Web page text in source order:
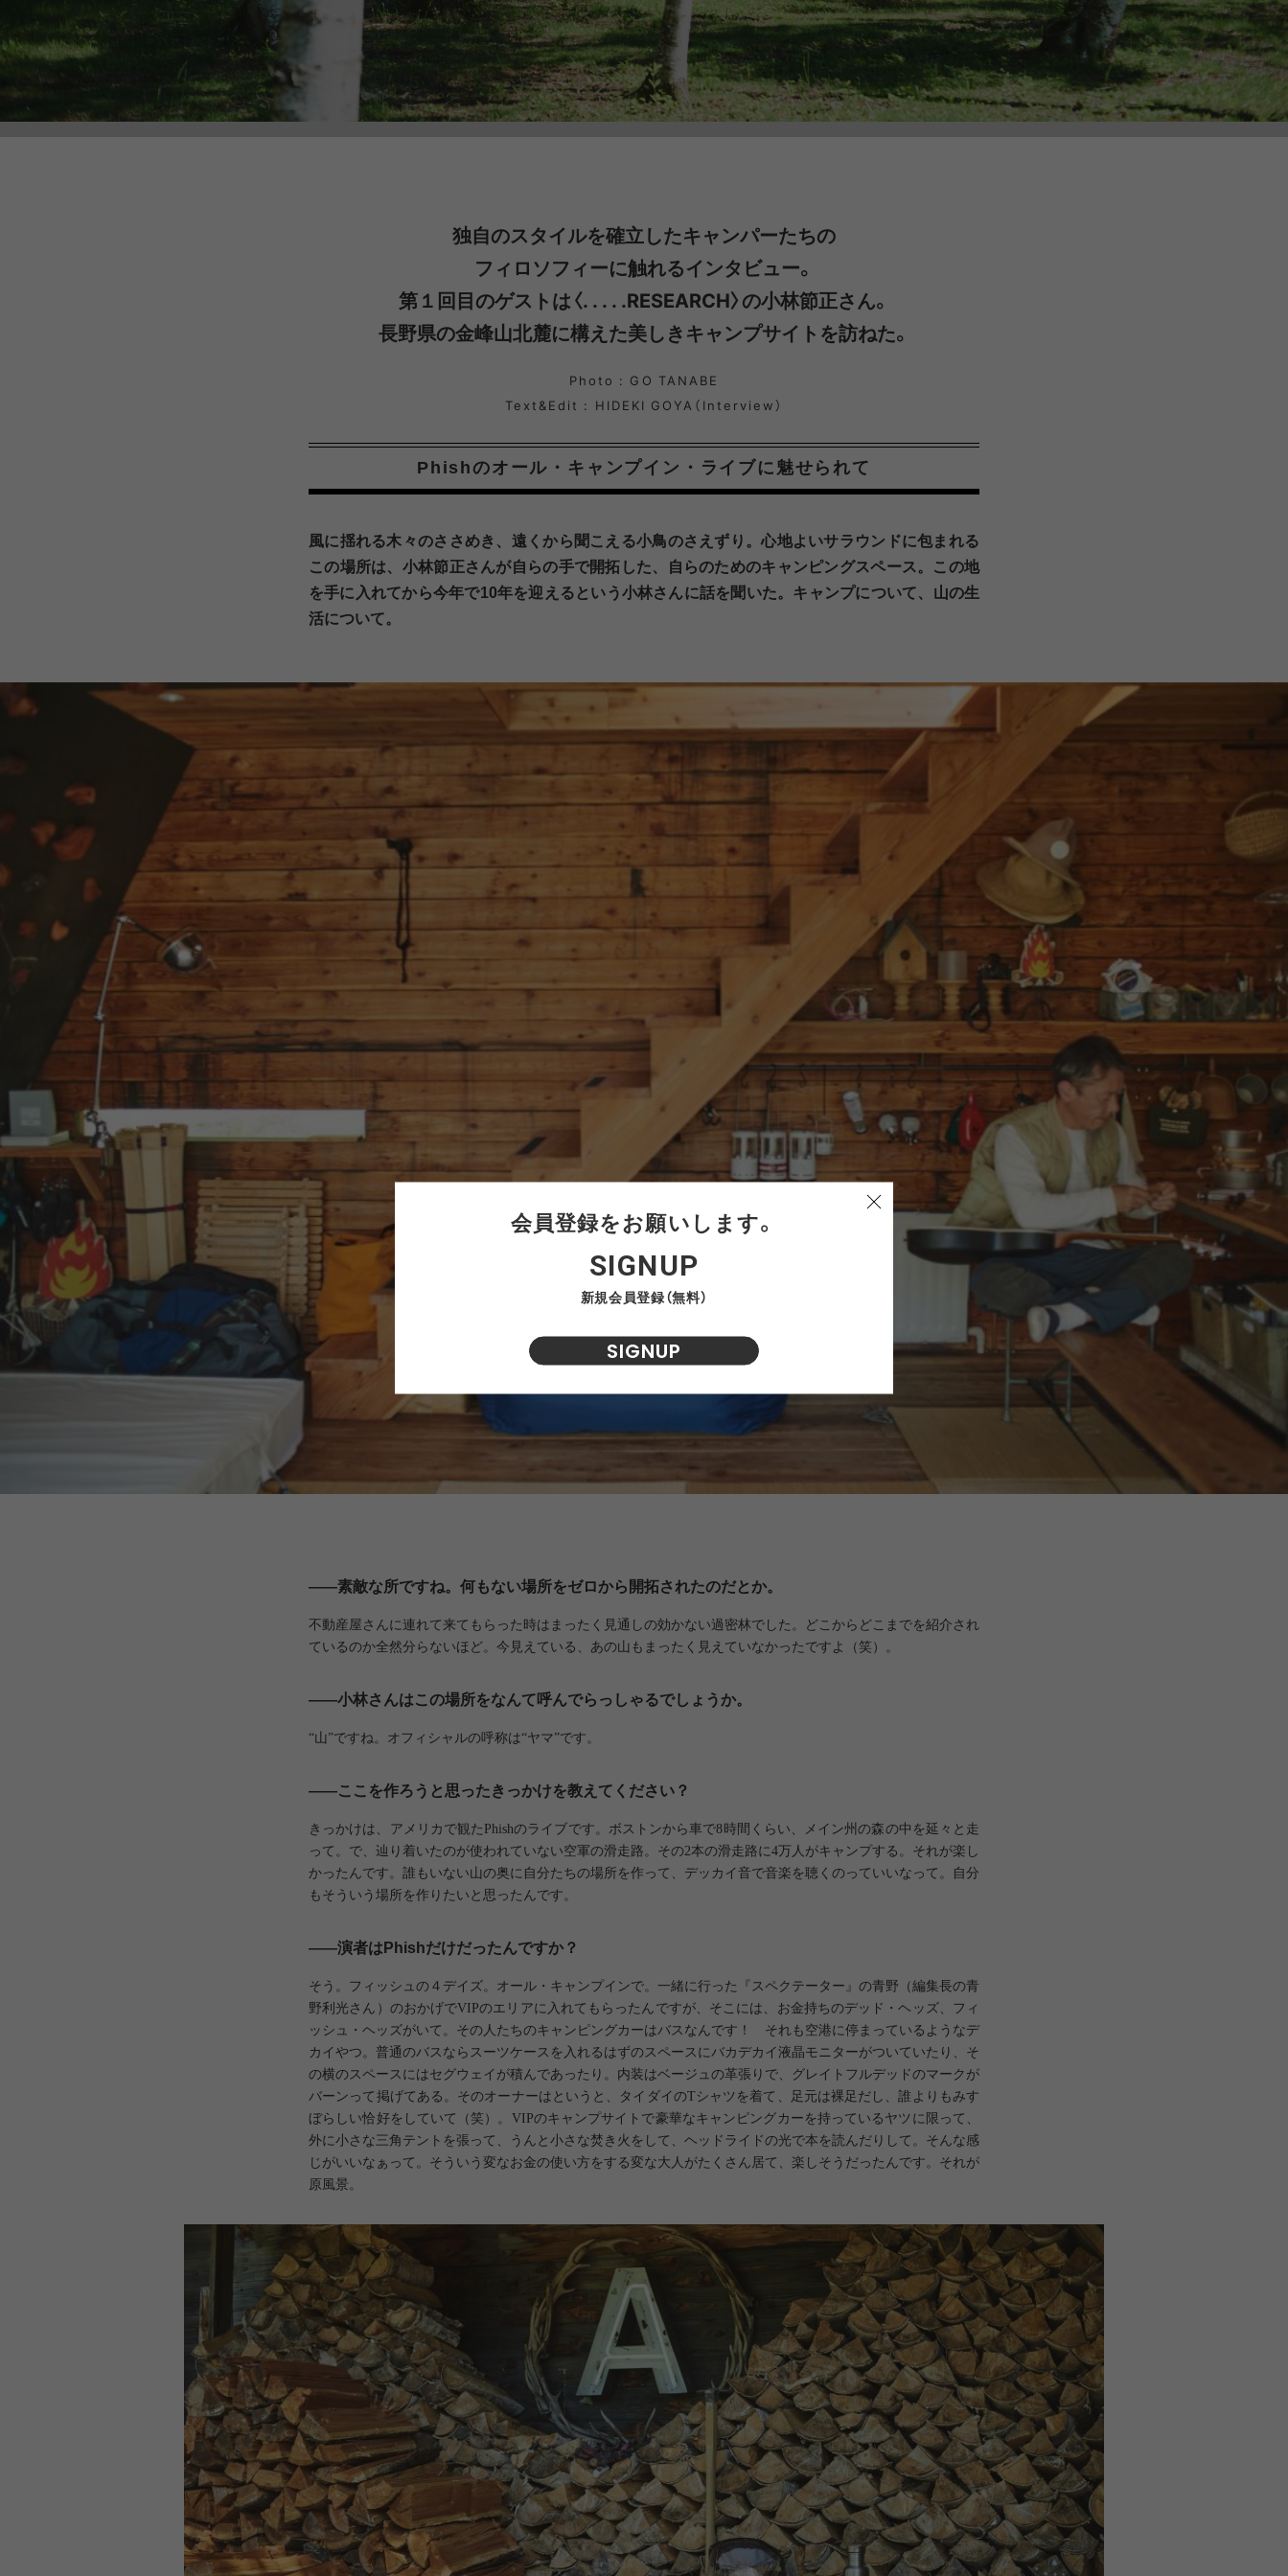
DYNEEMA LINE W.R CANVAS LINE
CORDURA FIRE
SEASONAL LINE
PRIMUS RANRA RAYON VERT RIDGE MONKEY RHODOLIRION ROA hiking
RUX SALOMON SAN SAN GEAR SATISFY SEALSON SINANO WORKS
THE NORTH FACE
THE NORTH FACE
GEAR
THE NORTH FACE
PURPLE LABEL
White
5050WORKSHOP サンゾー工務店
独自のスタイルを確立したキャンパーたちの
フィロソフィーに触れるインタビュー。
第１回目のゲストは〈. . . . .RESEARCH〉の小林節正さん。
長野県の金峰山北麓に構えた美しきキャンプサイトを訪ねた。
Photo : GO TANABE
Text&Edit : HIDEKI GOYA（Interview）
Phishのオール・キャンプイン・ライブに魅せられて
風に揺れる木々のささめき、遠くから聞こえる小鳥のさえずり。心地よいサラウンドに包まれる
この場所は、小林節正さんが自らの手で開拓した、自らのためのキャンピングスペース。この地
を手に入れてから今年で10年を迎えるという小林さんに話を聞いた。キャンプについて、山の生
活について。
――素敵な所ですね。何もない場所をゼロから開拓されたのだとか。
不動産屋さんに連れて来てもらった時はまったく見通しの効かない過密林でした。どこからどこまでを紹介され
ているのか全然分らないほど。今見えている、あの山もまったく見えていなかったですよ（笑）。
――小林さんはこの場所をなんて呼んでらっしゃるでしょうか。
“山”ですね。オフィシャルの呼称は“ヤマ”です。
――ここを作ろうと思ったきっかけを教えてください？
きっかけは、アメリカで観たPhishのライブです。ボストンから車で8時間くらい、メイン州の森の中を延々と走
って。で、辿り着いたのが使われていない空軍の滑走路。その2本の滑走路に4万人がキャンプする。それが楽し
かったんです。誰もいない山の奥に自分たちの場所を作って、デッカイ音で音楽を聴くのっていいなって。自分
もそういう場所を作りたいと思ったんです。
――演者はPhishだけだったんですか？
そう。フィッシュの４デイズ。オール・キャンプインで。一緒に行った『スペクテーター』の青野（編集長の青
野利光さん）のおかげでVIPのエリアに入れてもらったんですが、そこには、お金持ちのデッド・ヘッズ、フィ
ッシュ・ヘッズがいて。その人たちのキャンピングカーはバスなんです！ それも空港に停まっているようなデ
カイやつ。普通のバスならスーツケースを入れるはずのスペースにバカデカイ液晶モニターがついていたり、そ
の横のスペースにはセグウェイが積んであったり。内装はベージュの革張りで、グレイトフルデッドのマークが
バーンって掲げてある。そのオーナーはというと、タイダイのTシャツを着て、足元は裸足だし、誰よりもみす
ぼらしい恰好をしていて（笑）。VIPのキャンプサイトで豪華なキャンピングカーを持っているヤツに限って、
外に小さな三角テントを張って、うんと小さな焚き火をして、ヘッドライドの光で本を読んだりして。そんな感
じがいいなぁって。そういう変なお金の使い方をする変な大人がたくさん居て、楽しそうだったんです。それが
原風景。
会員登録をお願いします。
SIGNUP
新規会員登録（無料）
SIGNUP